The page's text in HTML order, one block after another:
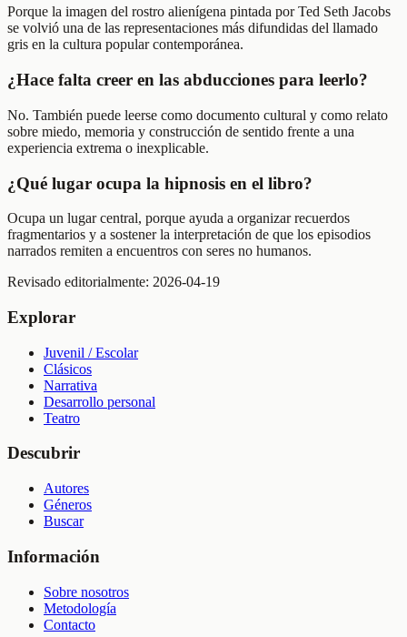
Porque la imagen del rostro alienígena pintada por Ted Seth Jacobs
se volvió una de las representaciones más difundidas del llamado
gris en la cultura popular contemporánea.
¿Hace falta creer en las abducciones para leerlo?
No. También puede leerse como documento cultural y como relato
sobre miedo, memoria y construcción de sentido frente a una
experiencia extrema o inexplicable.
¿Qué lugar ocupa la hipnosis en el libro?
Ocupa un lugar central, porque ayuda a organizar recuerdos
fragmentarios y a sostener la interpretación de que los episodios
narrados remiten a encuentros con seres no humanos.
Revisado editorialmente: 2026-04-19
Explorar
Juvenil / Escolar
Clásicos
Narrativa
Desarrollo personal
Teatro
Descubrir
Autores
Géneros
Buscar
Información
Sobre nosotros
Metodología
Contacto